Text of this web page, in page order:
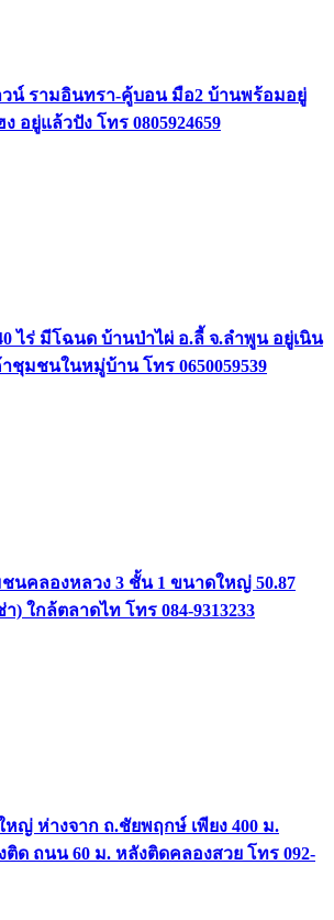
น์ รามอินทรา-คู้บอน มือ2 บ้านพร้อมอยู่
อยู่แล้วปัง โทร 0805924659
ไร่ มีโฉนด บ้านป่าไผ่ อ.ลี้ จ.ลำพูน อยู่เนิน
ชุมชนในหมู่บ้าน โทร 0650059539
นคลองหลวง 3 ชั้น 1 ขนาดใหญ่ 50.87
) ใกล้ตลาดไท โทร 084-9313233
ญ่ ห่างจาก ถ.ชัยพฤกษ์ เพียง 400 ม.
ด ถนน 60 ม. หลังติดคลองสวย โทร 092-